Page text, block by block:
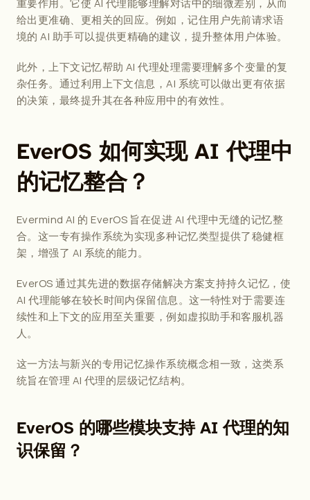
重要作用。它使 AI 代理能够理解对话中的细微差别，从而
给出更准确、更相关的回应。例如，记住用户先前请求语
境的 AI 助手可以提供更精确的建议，提升整体用户体验。
此外，上下文记忆帮助 AI 代理处理需要理解多个变量的复
杂任务。通过利用上下文信息，AI 系统可以做出更有依据
的决策，最终提升其在各种应用中的有效性。
EverOS 如何实现 AI 代理中
的记忆整合？
Evermind AI 的 EverOS 旨在促进 AI 代理中无缝的记忆整
合。这一专有操作系统为实现多种记忆类型提供了稳健框
架，增强了 AI 系统的能力。
EverOS 通过其先进的数据存储解决方案支持持久记忆，使
AI 代理能够在较长时间内保留信息。这一特性对于需要连
续性和上下文的应用至关重要，例如虚拟助手和客服机器
人。
这一方法与新兴的专用记忆操作系统概念相一致，这类系
统旨在管理 AI 代理的层级记忆结构。
EverOS 的哪些模块支持 AI 代理的知
识保留？